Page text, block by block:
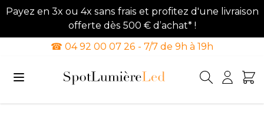
Payez en 3x ou 4x sans frais et profitez d'une livraison
offerte dès 500 € d’achat* !
☎ 04 92 00 07 26 - 7/7 de 9h à 19h